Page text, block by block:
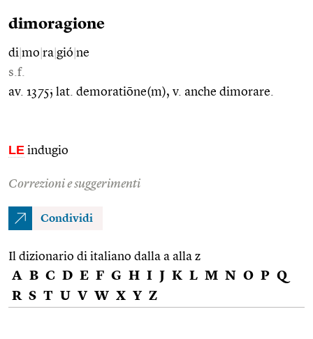
dimoragione
di mo ra gió ne
s.f.
av. 1375; lat. demoratiōne(m), v. anche dimorare.
LE indugio
Correzioni e suggerimenti
Condividi
Il dizionario di italiano dalla a alla z
A B C D E F G H I J K L M N O P Q
R S T U V W X Y Z